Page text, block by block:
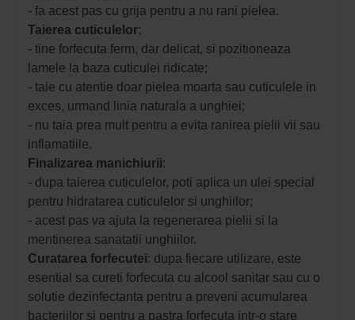
- fa acest pas cu grija pentru a nu rani pielea.
Taierea cuticulelor:
- tine forfecuta ferm, dar delicat, si pozitioneaza
lamele la baza cuticulei ridicate;
- taie cu atentie doar pielea moarta sau cuticulele in
exces, urmand linia naturala a unghiei;
- nu taia prea mult pentru a evita ranirea pielii vii sau
inflamatiile.
Finalizarea manichiurii:
- dupa taierea cuticulelor, poti aplica un ulei special
pentru hidratarea cuticulelor si unghiilor;
- acest pas va ajuta la regenerarea pielii si la
mentinerea sanatatii unghiilor.
Curatarea forfecutei: dupa fiecare utilizare, este
esential sa cureti forfecuta cu alcool sanitar sau cu o
solutie dezinfectanta pentru a preveni acumularea
bacteriilor si pentru a pastra forfecuta intr-o stare